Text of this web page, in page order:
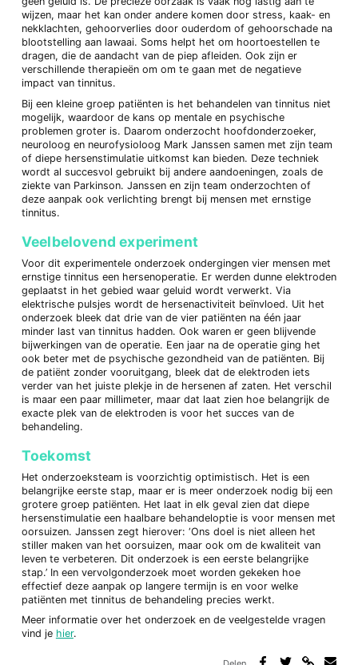
wijzen, maar het kan onder andere komen door stress, kaak- en
nekklachten, gehoorverlies door ouderdom of gehoorschade na
blootstelling aan lawaai. Soms helpt het om hoortoestellen te
dragen, die de aandacht van de piep afleiden. Ook zijn er
verschillende therapieën om om te gaan met de negatieve
impact van tinnitus.
Bij een kleine groep patiënten is het behandelen van tinnitus niet
mogelijk, waardoor de kans op mentale en psychische
problemen groter is. Daarom onderzocht hoofdonderzoeker,
neuroloog en neurofysioloog Mark Janssen samen met zijn team
of diepe hersenstimulatie uitkomst kan bieden. Deze techniek
wordt al succesvol gebruikt bij andere aandoeningen, zoals de
ziekte van Parkinson. Janssen en zijn team onderzochten of
deze aanpak ook verlichting brengt bij mensen met ernstige
tinnitus.
Veelbelovend experiment
Voor dit experimentele onderzoek ondergingen vier mensen met
ernstige tinnitus een hersenoperatie. Er werden dunne elektroden
geplaatst in het gebied waar geluid wordt verwerkt. Via
elektrische pulsjes wordt de hersenactiviteit beïnvloed. Uit het
onderzoek bleek dat drie van de vier patiënten na één jaar
minder last van tinnitus hadden. Ook waren er geen blijvende
bijwerkingen van de operatie. Een jaar na de operatie ging het
ook beter met de psychische gezondheid van de patiënten. Bij
de patiënt zonder vooruitgang, bleek dat de elektroden iets
verder van het juiste plekje in de hersenen af zaten. Het verschil
is maar een paar millimeter, maar dat laat zien hoe belangrijk de
exacte plek van de elektroden is voor het succes van de
behandeling.
Toekomst
Het onderzoeksteam is voorzichtig optimistisch. Het is een
belangrijke eerste stap, maar er is meer onderzoek nodig bij een
grotere groep patiënten. Het laat in elk geval zien dat diepe
hersenstimulatie een haalbare behandeloptie is voor mensen met
oorsuizen. Janssen zegt hierover: ‘Ons doel is niet alleen het
stiller maken van het oorsuizen, maar ook om de kwaliteit van
leven te verbeteren. Dit onderzoek is een eerste belangrijke
stap.’ In een vervolgonderzoek moet worden gekeken hoe
effectief deze aanpak op langere termijn is en voor welke
patiënten met tinnitus de behandeling precies werkt.
Meer informatie over het onderzoek en de veelgestelde vragen
vind je hier.